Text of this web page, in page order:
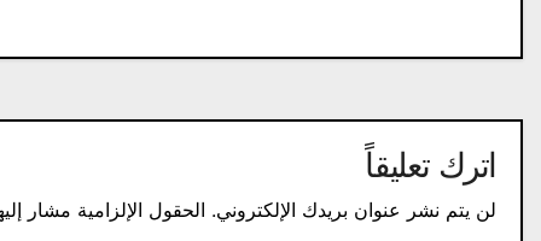
اترك تعليقاً
لن يتم نشر عنوان بريدك الإلكتروني. الحقول الإلزامية مشار